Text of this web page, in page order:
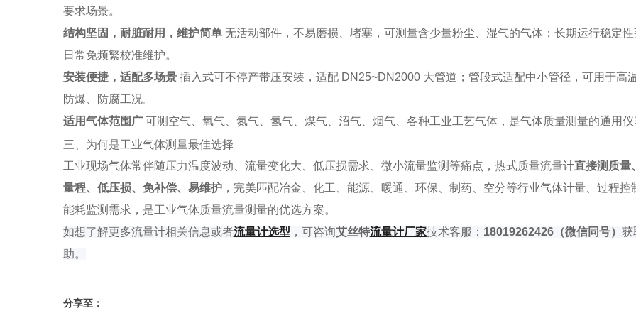
要求场景。
结构坚固，耐脏耐用，维护简单无活动部件，不易磨损、堵塞，可测量含少量粉尘、湿气的气体；长期运行稳定性
日常免频繁校准维护。
安装便捷，适配多场景插入式可不停产带压安装，适配 DN25~DN2000 大管道；管段式适配中小管径，可用于高
防爆、防腐工况。
适用气体范围广可测空气、氧气、氮气、氢气、煤气、沼气、烟气、各种工业工艺气体，是气体质量测量的通用仪
三、为何是工业气体测量最佳选择
工业现场气体常伴随压力温度波动、流量变化大、低压损需求、微小流量监测等痛点，热式质量流量计直接测质量
量程、低压损、免补偿、易维护，完美匹配冶金、化工、能源、暖通、环保、制药、空分等行业气体计量、过程控
能耗监测需求，是工业气体质量流量测量的优选方案。
如想了解更多流量计相关信息或者流量计选型 ，可咨询艾丝特流量计厂家技术客服： 18019262426（微信同号） 获
助。
分享至：